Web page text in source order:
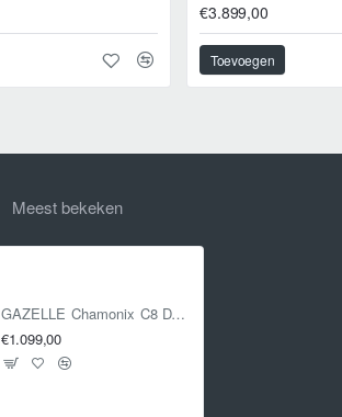
€3.899,00
Toevoegen
Meest bekeken
GAZELLE Chamonix C8 DAMES Clay Green Mat 53cm 2024
€1.099,00